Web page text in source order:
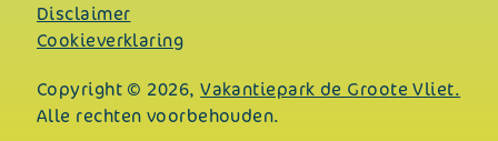
Disclaimer
Cookieverklaring
Copyright © 2026,Vakantiepark de Groote Vliet.
Alle rechten voorbehouden.